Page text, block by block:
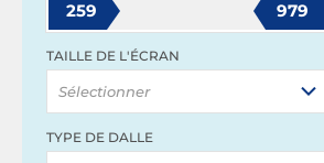
259 979
TAILLE DE L'ÉCRAN
Sélectionner
TYPE DE DALLE